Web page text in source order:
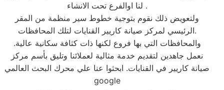
لنا اوالفرع تحت الانشاء .
ولتعويض ذلك نقوم بتوجية خطوط سير منظمة من المقر
الرئيسي لمركز صيانة كاريير القنايات لتلك المحافظات.
والمحافظات التي بها فروع لكنها ذات كثافة سكانية عالية.
نعمل جاهدين لتقديم خدمة مثالية لعملائنا وتليق بأسم مركز
صيانة كاريير في القنايات. ابحثوا عنا علي محرك البحث العالمي
google